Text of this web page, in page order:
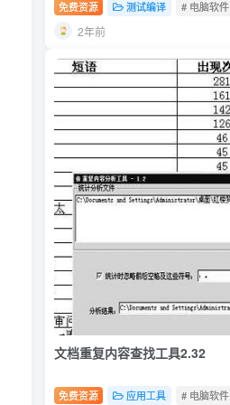
免费资源 测试编译 # 电脑软件
2年前
文档重复内容查找工具2.32
免费资源 应用工具 # 电脑软件